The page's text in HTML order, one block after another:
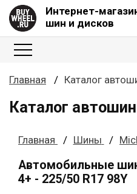
Интернет-
шин и дисков
Главная Каталог
Каталог автошин
Главная Шины
Автомобильные
4+ - 225/50 R17 98Y